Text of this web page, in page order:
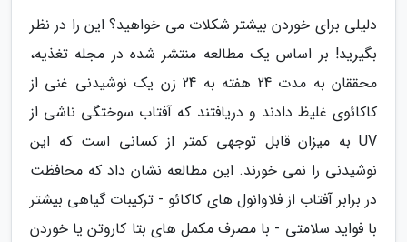
دلیلی برای خوردن بیشتر شکلات می خواهید؟ این را در نظر
بگیرید! بر اساس یک مطالعه منتشر شده در مجله تغذیه،
محققان به مدت 24 هفته به 24 زن یک نوشیدنی غنی از
کاکائوی غلیظ دادند و دریافتند که آفتاب سوختگی ناشی از
UV به میزان قابل توجهی کمتر از کسانی است که این
نوشیدنی را نمی خورند. این مطالعه نشان داد که محافظت
در برابر آفتاب از فلاوانول های کاکائو - ترکیبات گیاهی بیشتر
با فواید سلامتی - با مصرف مکمل های بتا کاروتن یا خوردن